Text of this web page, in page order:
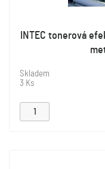
INTEC tonerová
Skladem
3 Ks